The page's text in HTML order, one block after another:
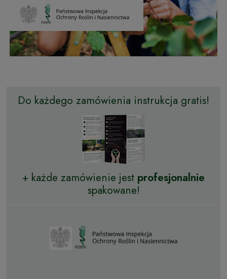
Do każdego zamówienia instrukcja gratis!
+ każde zamówienie jest profesjonalnie
spakowane!